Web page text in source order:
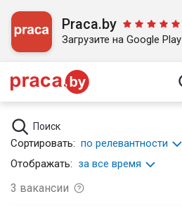
Praca.by
Загрузите на Google Play
Поиск
Сортировать: по релевантности
Отображать: за все время
3 вакансии